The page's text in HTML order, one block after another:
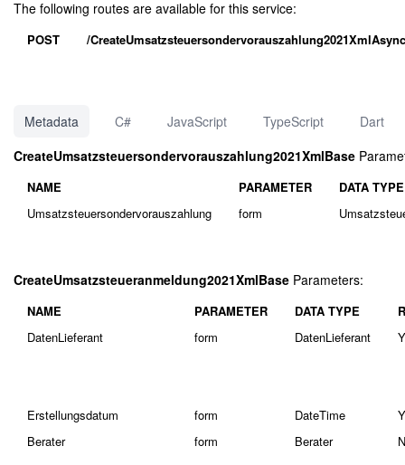
The following routes are available for this service:
POST /CreateUmsatzsteuersondervorauszahlung2021XmlAsync
Metadata C# JavaScript TypeScript
Dart
CreateUmsatzsteuersondervorauszahlung2021XmlBase
NAME PARAMETER
DATA TYPE
Umsatzsteuersondervorauszahlung
form
CreateUmsatzsteueranmeldung2021XmlBase Parameters:
NAME PARAMETER DATA TYPE
DatenLieferant
form DatenLieferant
Erstellungsdatum form DateTime
Berater
form Berater